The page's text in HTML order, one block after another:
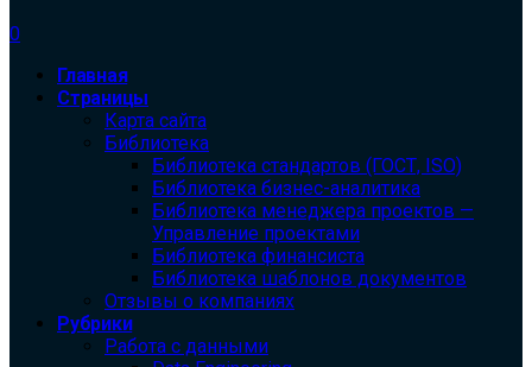
0
Главная
Страницы
Карта сайта
Библиотека
Библиотека cтандартов (ГОСТ, ISO)
Библиотека бизнес-аналитика
Библиотека менеджера проектов —
Управление проектами
Библиотека финансиста
Библиотека шаблонов документов
Отзывы о компаниях
Рубрики
Работа с данными